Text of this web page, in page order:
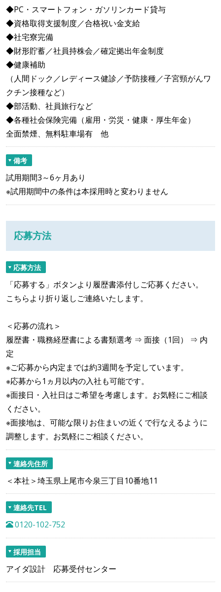
◆PC・スマートフォン・ガソリンカード貸与
◆資格取得支援制度／合格祝い金支給
◆社宅寮完備
◆財形貯蓄／社員持株会／確定拠出年金制度
◆健康補助
（人間ドック／レディース健診／予防接種／子宮頸がんワ
クチン接種など）
◆部活動、社員旅行など
◆各種社会保険完備（雇用・労災・健康・厚生年金）
全面禁煙、無料駐車場有 他
備考
試用期間3～6ヶ月あり
※試用期間中の条件は本採用時と変わりません
応募方法
応募方法
「応募する」ボタンより履歴書添付しご応募ください。
こちらより折り返しご連絡いたします。
＜応募の流れ＞
履歴書・職務経歴書による書類選考 ⇒ 面接（1回） ⇒ 内
定
※ご応募から内定までは約3週間を予定しています。
※応募から1ヵ月以内の入社も可能です。
※面接日・入社日はご希望を考慮します。お気軽にご相談
ください。
※面接地は、可能な限りお住まいの近くで行なえるように
調整します。お気軽にご相談ください。
連絡先住所
＜本社＞埼玉県上尾市今泉三丁目10番地11
連絡先TEL
0120-102-752
採用担当
アイダ設計 応募受付センター